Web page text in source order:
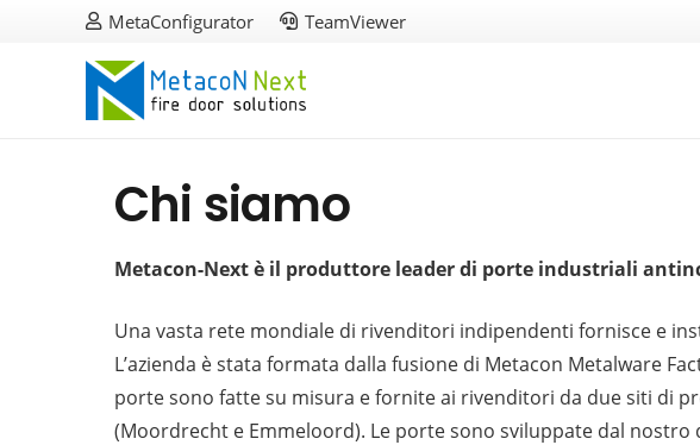
MetaConfigurator TeamViewer
Chi siamo
Metacon-Next è il produttore leader di porte industriali
Una vasta rete mondiale di rivenditori indipendenti fornisce e
L’azienda è stata formata dalla fusione di Metacon Metalware
porte sono fatte su misura e fornite ai rivenditori da due siti di
(Moordrecht e Emmeloord). Le porte sono sviluppate dal